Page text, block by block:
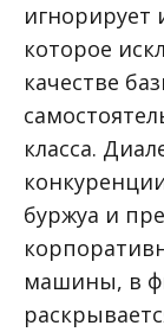
игнорирует
которое
качестве
класса.
буржуа и
машины, в